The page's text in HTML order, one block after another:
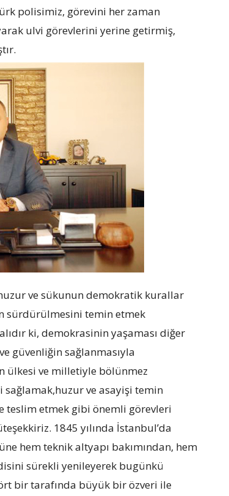
polisimiz, görevini her zaman
ulvi görevlerini yerine getirmiş,
ve sükunun demokratik kurallar
sürdürülmesini temin etmek
ki, demokrasinin yaşaması diğer
güvenliğin sağlanmasıyla
ülkesi ve milletiyle bölünmez
sağlamak,huzur ve asayişi temin
teslim etmek gibi önemli görevleri
1845 yılında İstanbul’da
hem teknik altyapı bakımından, hem
sürekli yenileyerek bugünkü
bir tarafında büyük bir özveri ile